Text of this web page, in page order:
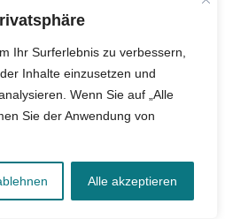
Ihr Surferlebnis zu verbessern,
Inhalte einzusetzen und
Wenn Sie auf „Alle
Sie der Anwendung von
Alle akzeptieren